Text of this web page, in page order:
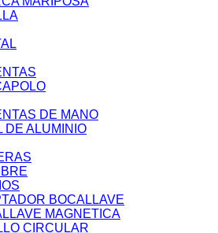
DE MANO
DE ALUMINIO
BOCALLAVE
MAGNETICA
CIRCULAR